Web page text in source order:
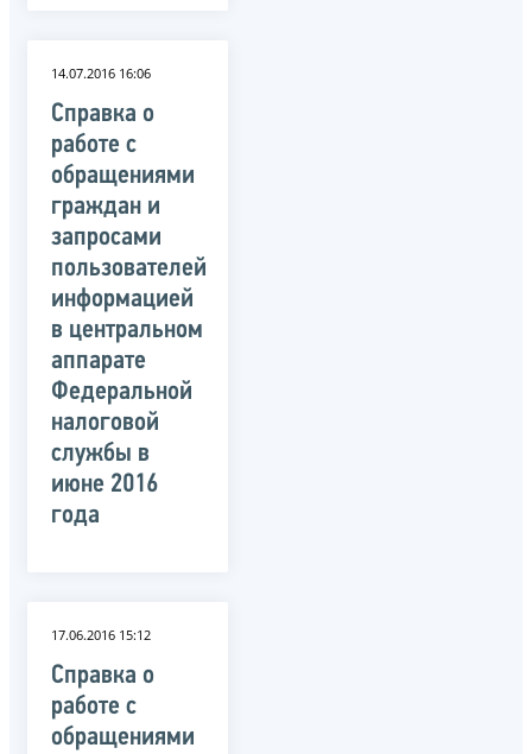
14.07.2016 16:06
Справка о
работе с
обращениями
граждан и
запросами
пользователей
информацией
в центральном
аппарате
Федеральной
налоговой
службы в
июне 2016
года
17.06.2016 15:12
Справка о
работе с
обращениями